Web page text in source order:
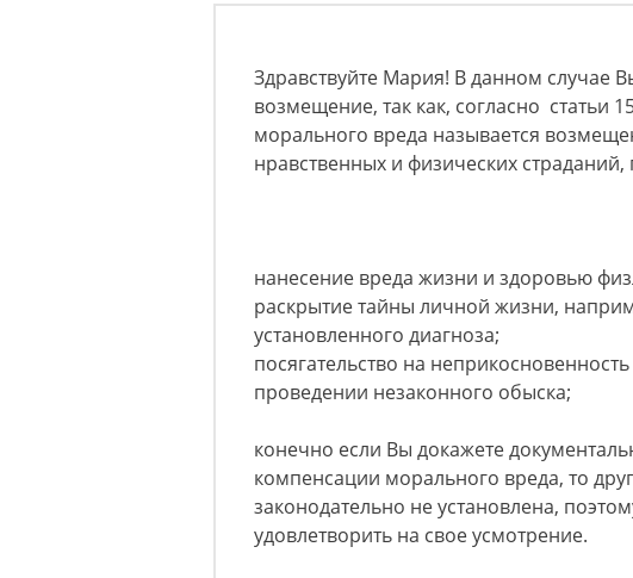
Здравствуйте Мария! В данном случае
возмещение, так как, согласно статьи
морального вреда называется
нравственных и физических
нанесение вреда жизни и здоровью
раскрытие тайны личной жизни,
установленного диагноза;
посягательство на
проведении незаконного обыска;
конечно если Вы докажете
компенсации морального вреда, то
законодательно не установлена,
удовлетворить на свое усмотрение.